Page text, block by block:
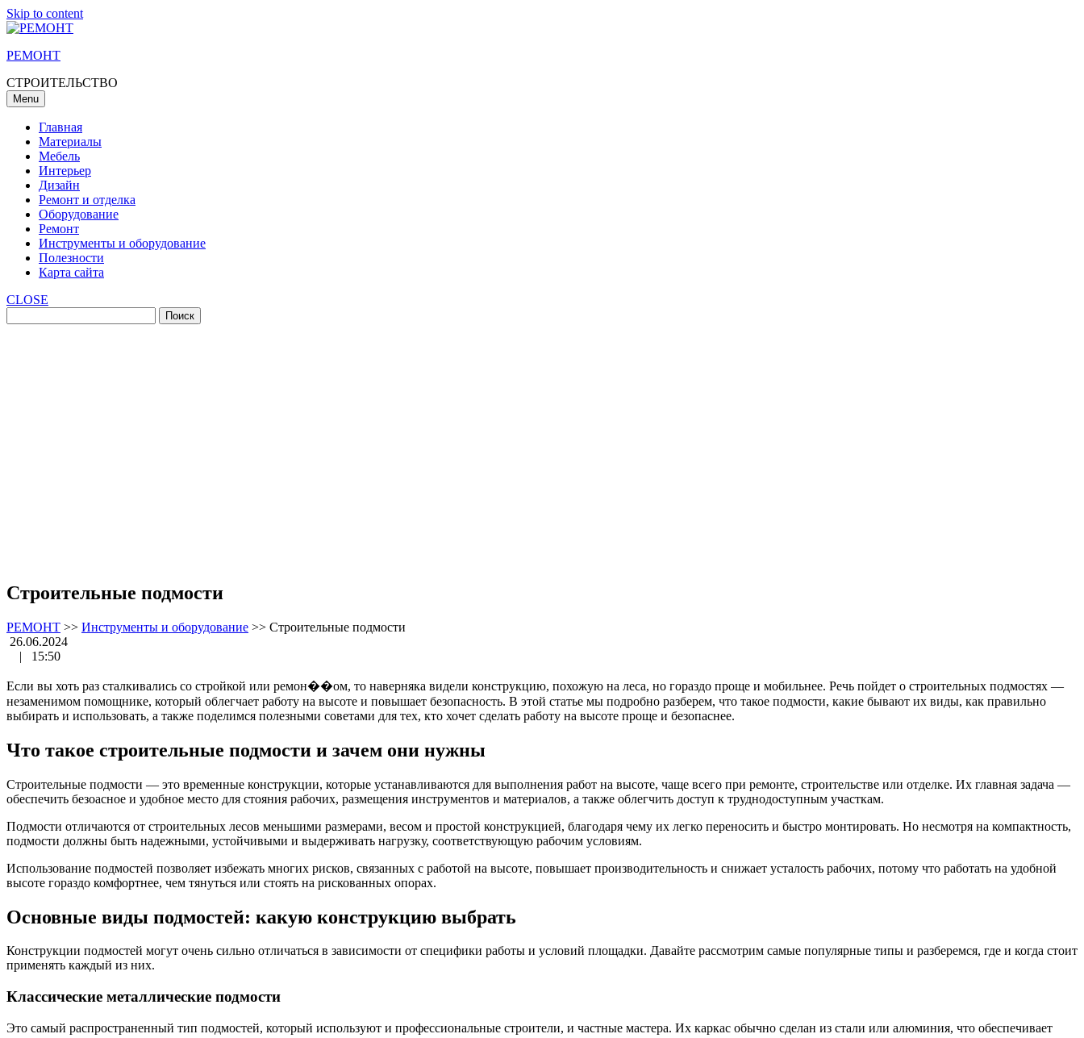
Skip to content
РЕМОНТ
СТРОИТЕЛЬСТВО
Menu
Главная
Материалы
Мебель
Интерьер
Дизайн
Ремонт и отделка
Оборудование
Ремонт
Инструменты и оборудование
Полезности
Карта сайта
CLOSE
Строительные подмости
РЕМОНТ >> Инструменты и оборудование >> Строительные подмости
26.06.2024
|
15:50
Если вы хоть раз сталкивались со стройкой или ремон��ом, то наверняка видели конструкцию, похожую на леса, но гораздо проще и мобильнее. Речь пойдет о строительных подмостях —
незаменимом помощнике, который облегчает работу на высоте и повышает безопасность. В этой статье мы подробно разберем, что такое подмости, какие бывают их виды, как правильно
выбирать и использовать, а также поделимся полезными советами для тех, кто хочет сделать работу на высоте проще и безопаснее.
Что такое строительные подмости и зачем они нужны
Строительные подмости — это временные конструкции, которые устанавливаются для выполнения работ на высоте, чаще всего при ремонте, строительстве или отделке. Их главная задача —
обеспечить безоасное и удобное место для стояния рабочих, размещения инструментов и материалов, а также облегчить доступ к труднодоступным участкам.
Подмости отличаются от строительных лесов меньшими размерами, весом и простой конструкцией, благодаря чему их легко переносить и быстро монтировать. Но несмотря на компактность,
подмости должны быть надежными, устойчивыми и выдерживать нагрузку, соответствующую рабочим условиям.
Использование подмостей позволяет избежать многих рисков, связанных с работой на высоте, повышает производительность и снижает усталость рабочих, потому что работать на удобной
высоте гораздо комфортнее, чем тянуться или стоять на рискованных опорах.
Основные виды подмостей: какую конструкцию выбрать
Конструкции подмостей могут очень сильно отличаться в зависимости от специфики работы и условий площадки. Давайте рассмотрим самые популярные типы и разберемся, где и когда стоит
применять каждый из них.
Классические металлические подмости
Это самый распространенный тип подмостей, который используют и профессиональные строители, и частные мастера. Их каркас обычно сделан из стали или алюминия, что обеспечивает